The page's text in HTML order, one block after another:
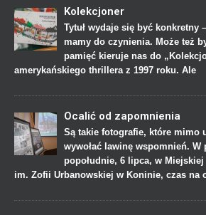
Kolekcjoner
Tytuł wydaje się być konkretny
mamy do czynienia. Może też
pamięć kieruje nas do
amerykańskiego thrillera z 1997 roku. Ale
Ocalić od zapomnienia
Są takie fotografie, które mimo
wywołać lawinę wspomnień. W
popołudnie, 6 lipca, w
im. Zofii Urbanowskiej w Koninie, czas na